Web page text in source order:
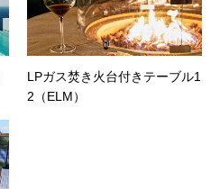
LPガス焚き火台付きテーブル1
2（ELM）